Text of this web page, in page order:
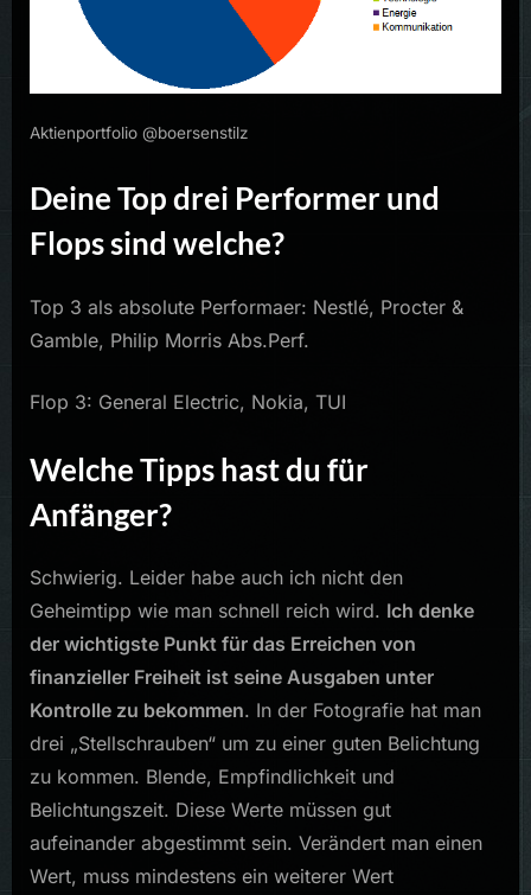
Aktienportfolio @boersenstilz
Deine Top drei Performer und
Flops sind welche?
Top 3 als absolute Performaer: Nestlé, Procter &
Gamble, Philip Morris Abs.Perf.
Flop 3: General Electric, Nokia, TUI
Welche Tipps hast du für
Anfänger?
Schwierig. Leider habe auch ich nicht den
Geheimtipp wie man schnell reich wird. Ich denke
der wichtigste Punkt für das Erreichen von
finanzieller Freiheit ist seine Ausgaben unter
Kontrolle zu bekommen. In der Fotografie hat man
drei „Stellschrauben“ um zu einer guten Belichtung
zu kommen. Blende, Empfindlichkeit und
Belichtungszeit. Diese Werte müssen gut
aufeinander abgestimmt sein. Verändert man einen
Wert, muss mindestens ein weiterer Wert